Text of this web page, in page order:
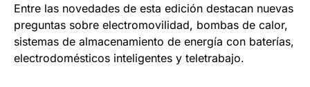
Entre las novedades de esta edición destacan nuevas
preguntas sobre electromovilidad, bombas de calor,
sistemas de almacenamiento de energía con baterías,
electrodomésticos inteligentes y teletrabajo.